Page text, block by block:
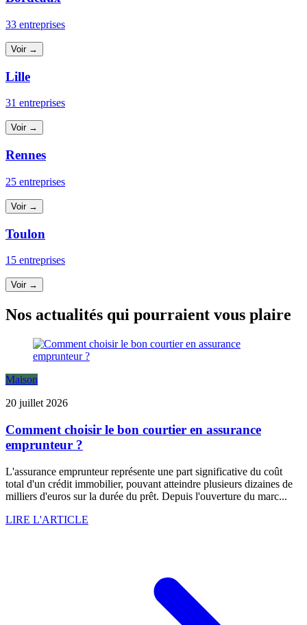
33 entreprises
Voir →
Lille
31 entreprises
Voir →
Rennes
25 entreprises
Voir →
Toulon
15 entreprises
Voir →
Nos actualités qui pourraient vous plaire
Maison
20 juillet 2026
Comment choisir le bon courtier en assurance
emprunteur ?
L'assurance emprunteur représente une part significative du coût
total d'un crédit immobilier, pouvant atteindre plusieurs dizaines de
milliers d'euros sur la durée du prêt. Depuis l'ouverture du marc...
LIRE L'ARTICLE